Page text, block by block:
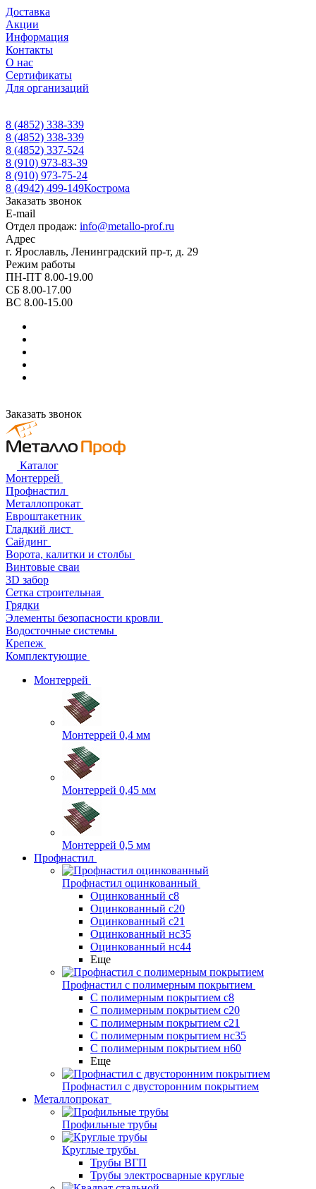
Доставка
Акции
Информация
Контакты
О нас
Сертификаты
Для организаций
8 (4852) 338-339
8 (4852) 338-339
8 (4852) 337-524
8 (910) 973-83-39
8 (910) 973-75-24
8 (4942) 499-149Кострома
Заказать звонок
E-mail
Отдел продаж: info@metallo-prof.ru
Адрес
г. Ярославль, Ленинградский пр-т, д. 29
Режим работы
ПН-ПТ 8.00-19.00
СБ 8.00-17.00
ВС 8.00-15.00
Заказать звонок
Каталог
Монтеррей
Профнастил
Металлопрокат
Евроштакетник
Гладкий лист
Сайдинг
Ворота, калитки и столбы
Винтовые сваи
3D забор
Сетка строительная
Грядки
Элементы безопасности кровли
Водосточные системы
Крепеж
Комплектующие
Монтеррей
Монтеррей 0,4 мм
Монтеррей 0,45 мм
Монтеррей 0,5 мм
Профнастил
Профнастил оцинкованный
Оцинкованный с8
Оцинкованный с20
Оцинкованный с21
Оцинкованный нс35
Оцинкованный нс44
Еще
Профнастил с полимерным покрытием
С полимерным покрытием с8
С полимерным покрытием с20
С полимерным покрытием с21
С полимерным покрытием нс35
С полимерным покрытием н60
Еще
Профнастил с двусторонним покрытием
Металлопрокат
Профильные трубы
Круглые трубы
Трубы ВГП
Трубы электросварные круглые